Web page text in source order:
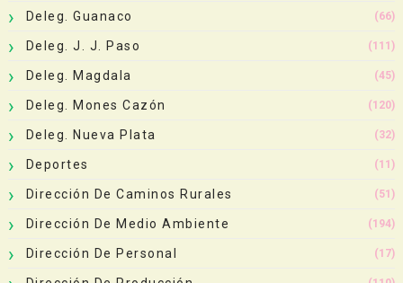
Deleg. Guanaco (66)
Deleg. J. J. Paso (111)
Deleg. Magdala (45)
Deleg. Mones Cazón (120)
Deleg. Nueva Plata (32)
Deportes (11)
Dirección De Caminos Rurales (51)
Dirección De Medio Ambiente (194)
Dirección De Personal (17)